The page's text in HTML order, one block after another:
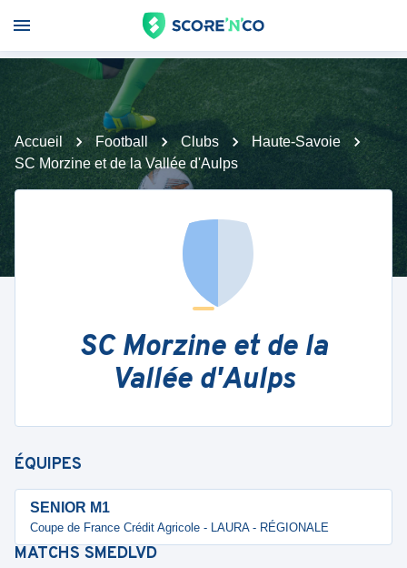
Accueil Football Clubs
Haute-Savoie
SC Morzine et de la Vallée d'Aulps
SC Morzine et de la
Vallée d'Aulps
ÉQUIPES
SENIOR M1
Coupe de France Crédit Agricole - LAURA - RÉGIONALE
MATCHS SMEDLVD